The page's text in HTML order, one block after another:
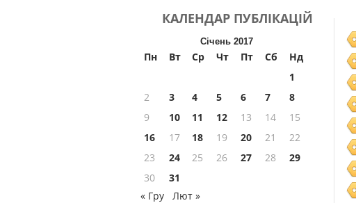
КАЛЕНДАР ПУБЛІКАЦІЙ
Січень 2017
Пн Вт Ср Чт Пт Сб
Нд
1
2
3 4 5 6 7
8
9
10 11 12 13 14
15
16
17 18 19 20 21
22
23
24 25 26 27 28
29
30
31
« Гру
Лют »